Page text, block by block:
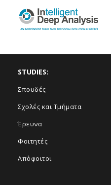
STUDIES:
Σπουδές
Σχολές και Τμήματα
Έρευνα
Φοιτητές
Απόφοιτοι